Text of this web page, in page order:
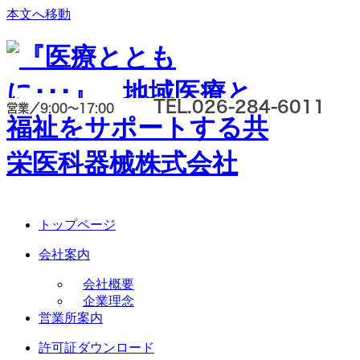
本文へ移動
営業／9:00～17:00 TEL. 026-284-6011
トップページ
会社案内
会社概要
企業理念
営業所案内
許可証ダウンロード